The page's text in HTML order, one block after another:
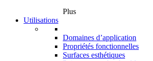
Plus
Utilisations
Domaines d’application
Propriétés fonctionnelles
Surfaces esthétiques